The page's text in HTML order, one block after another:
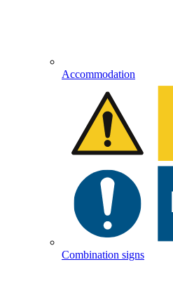
Accommodation
Combination signs